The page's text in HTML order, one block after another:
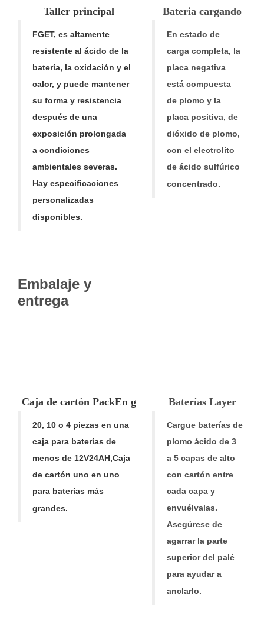
Taller principal
FGET, es altamente
resistente al ácido de la
batería, la oxidación y el
calor, y puede mantener
su forma y resistencia
después de una
exposición prolongada
a condiciones
ambientales severas.
Hay especificaciones
personalizadas
disponibles.
Bateria cargando
En estado de
carga completa, la
placa negativa
está compuesta
de plomo y la
placa positiva, de
dióxido de plomo,
con el electrolito
de ácido sulfúrico
concentrado.
Embalaje y
entrega
Caja de cartón PackEn g
20, 10 o 4 piezas en una
caja para baterías de
menos de 12V24AH,Caja
de cartón uno en uno
para baterías más
grandes.
Baterías Layer
Cargue baterías de
plomo ácido de 3
a 5 capas de alto
con cartón entre
cada capa y
envuélvalas.
Asegúrese de
agarrar la parte
superior del palé
para ayudar a
anclarlo.